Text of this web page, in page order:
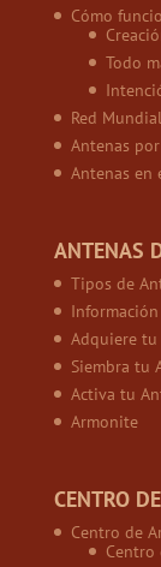
Cómo
Todo
Red
Antenas
Antenas en
ANTENAS
Tipos de
Adquiere tu
Siembra tu
Activa tu
Armonite
CENTRO
Centro de
Centro